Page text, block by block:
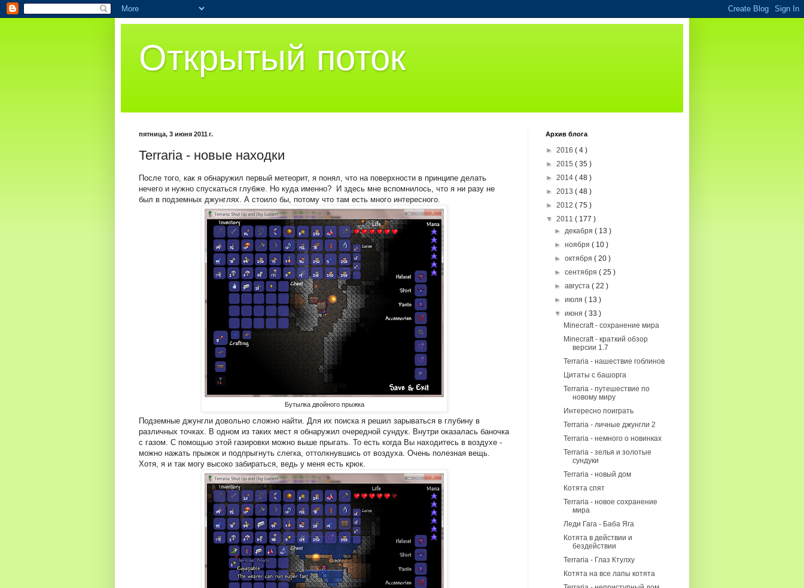
Открытый поток
пятница, 3 июня 2011 г.
Terraria - новые находки
После того, как я обнаружил первый метеорит, я понял, что на поверхности в принципе делать
нечего и нужно спускаться глубже. Но куда именно? И здесь мне вспомнилось, что я ни разу не
был в подземных джунглях. А стоило бы, потому что там есть много интересного.
Бутылка двойного прыжка
Подземные джунгли довольно сложно найти. Для их поиска я решил зарываться в глубину в
различных точках. В одном из таких мест я обнаружил очередной сундук. Внутри оказалась баночка
с газом. С помощью этой газировки можно выше прыгать. То есть когда Вы находитесь в воздухе -
можно нажать прыжок и подпрыгнуть слегка, оттолкнувшись от воздуха. Очень полезная вещь.
Хотя, я и так могу высоко забираться, ведь у меня есть крюк.
Архив блога
► 2016 ( 4 )
► 2015 ( 35 )
► 2014 ( 48 )
► 2013 ( 48 )
► 2012 ( 75 )
▼ 2011 ( 177 )
►декабря( 13 )
►ноября( 10 )
►октября( 20 )
►сентября( 25 )
►августа( 22 )
►июля( 13 )
▼июня( 33 )
Minecraft - сохранение мира
Minecraft - краткий обзор
версии 1.7
Terraria - нашествие гоблинов
Цитаты с башорга
Terraria - путешествие по
новому миру
Интересно поиграть
Terraria - личные джунгли 2
Terraria - немного о новинках
Terraria - зелья и золотые
сундуки
Terraria - новый дом
Котята спят
Terraria - новое сохранение
мира
Леди Гага - Баба Яга
Котята в действии и
бездействии
Terraria - Глаз Ктулху
Котята на все лапы котята